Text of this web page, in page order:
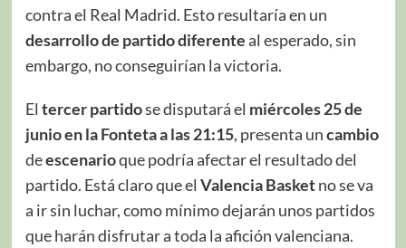
contra el Real Madrid. Esto resultaría en un
desarrollo de partido diferenteal esperado, sin
embargo, no conseguirían la victoria.
El tercer partidose disputará el miércoles 25 de
junio en la Fonteta a las 21:15, presenta uncambio
deescenarioque podría afectar el resultado del
partido. Está claro que el Valencia Basketno se va
a ir sin luchar, como mínimo dejarán unos partidos
que harán disfrutar a toda la afición valenciana.